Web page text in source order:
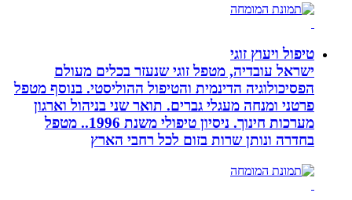
טיפול ויעוץ זוגי
ישראל עובדיה, מטפל זוגי שנעזר בכלים מעולם
הפסיכולוגיה הדינמית והטיפול ההוליסטי. בנוסף מטפל
פרטני ומנחה מעגלי גברים. תואר שני בניהול וארגון
מערכות חינוך. ניסיון טיפולי משנת 1996.. מטפל
בחדרה ונותן שרות בזום לכל רחבי הארץ